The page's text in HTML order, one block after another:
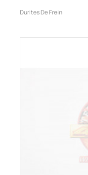
Durites De Frein